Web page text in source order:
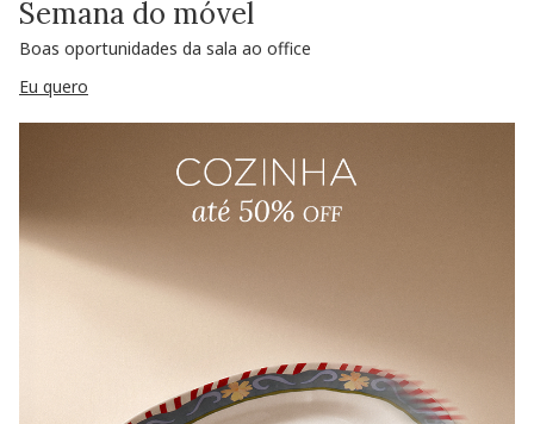
Semana do móvel
Boas oportunidades da sala ao office
Eu quero